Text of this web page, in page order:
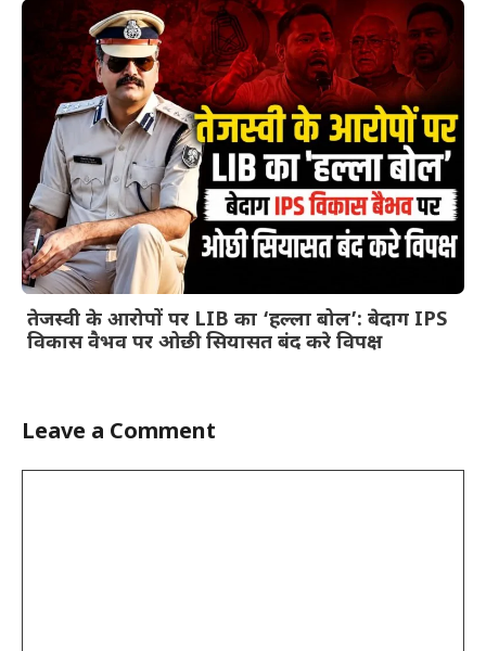
तेजस्वी के आरोपों पर LIB का ‘हल्ला बोल’: बेदाग IPS
विकास वैभव पर ओछी सियासत बंद करे विपक्ष
Leave a Comment